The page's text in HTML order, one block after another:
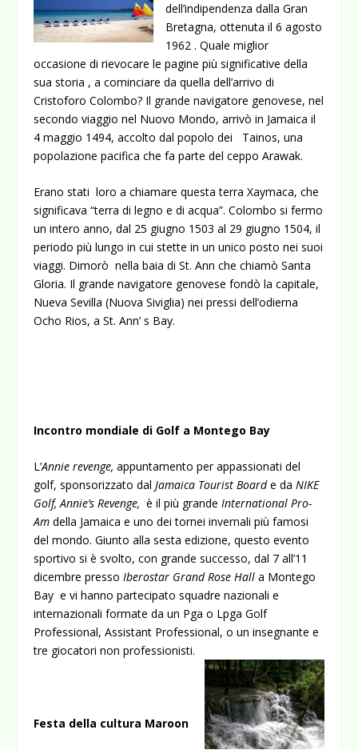
dell’indipendenza dalla Gran
Bretagna, ottenuta il 6 agosto
1962 . Quale miglior
occasione di rievocare le pagine più significative della
sua storia , a cominciare da quella dell’arrivo di
Cristoforo Colombo? Il grande navigatore genovese, nel
secondo viaggio nel Nuovo Mondo, arrivò in Jamaica il
4 maggio 1494, accolto dal popolo dei Tainos, una
popolazione pacifica che fa parte del ceppo Arawak.
Erano stati loro a chiamare questa terra Xaymaca, che
significava “terra di legno e di acqua”. Colombo si fermo
un intero anno, dal 25 giugno 1503 al 29 giugno 1504, il
periodo più lungo in cui stette in un unico posto nei suoi
viaggi. Dimorò nella baia di St. Ann che chiamò Santa
Gloria. Il grande navigatore genovese fondò la capitale,
Nueva Sevilla (Nuova Siviglia) nei pressi dell’odierna
Ocho Rios, a St. Ann’ s Bay.
Incontro mondiale di Golf a Montego Bay
L’Annie revenge,appuntamento per appassionati del
golf, sponsorizzato dalJamaica Tourist Boarde daNIKE
Golf, Annie’s Revenge, è il più grandeInternational Pro-
Am della Jamaica e uno dei tornei invernali più famosi
del mondo. Giunto alla sesta edizione, questo evento
sportivo si è svolto, con grande successo, dal 7 all’11
dicembre pressoIberostar Grand Rose Hall a Montego
Bay e vi hanno partecipato squadre nazionali e
internazionali formate da un Pga o Lpga Golf
Professional, Assistant Professional, o un insegnante e
tre giocatori non professionisti.
Festa della cultura Maroon